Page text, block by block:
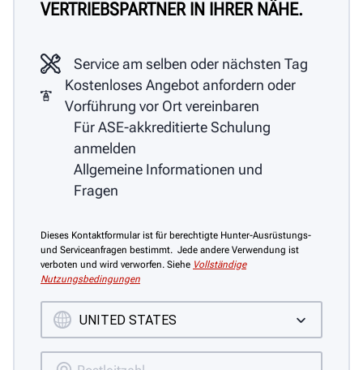
VERTRIEBSPARTNER IN IHRER NÄHE.
Service am selben oder nächsten Tag
Kostenloses Angebot anfordern oder
Vorführung vor Ort vereinbaren
Für ASE-akkreditierte Schulung
anmelden
Allgemeine Informationen und
Fragen
Dieses Kontaktformular ist für berechtigte Hunter-Ausrüstungs-
und Serviceanfragen bestimmt. Jede andere Verwendung ist
verboten und wird verworfen. Siehe Vollständige
Nutzungsbedingungen